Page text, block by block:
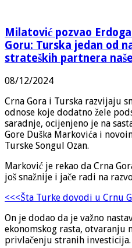
Milatović pozvao
Goru: Turska jedan od
strateških partnera
08/12/2024
Crna Gora i Turska razvijaju
odnose koje dodatno žele
saradnje, ocijenjeno je na
Gore Duška Markovića i
Turske Songul Ozan.
Marković je rekao da Crna
još snažnije i jače radi na
<<<Šta Turke dovodi u Crnu
On je dodao da je važno
ekonomskog rasta, otvaranju
privlačenju stranih investicija.